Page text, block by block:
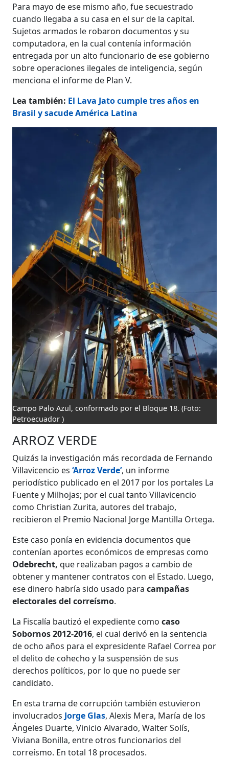
Para mayo de ese mismo año, fue secuestrado
cuando llegaba a su casa en el sur de la capital.
Sujetos armados le robaron documentos y su
computadora, en la cual contenía información
entregada por un alto funcionario de ese gobierno
sobre operaciones ilegales de inteligencia, según
menciona el informe de Plan V.
Lea también: El Lava Jato cumple tres años en
Brasil y sacude América Latina
Campo Palo Azul, conformado por el Bloque 18.(Foto:
Petroecuador )
ARROZ VERDE
Quizás la investigación más recordada de Fernando
Villavicencio es‘Arroz Verde’, un informe
periodístico publicado en el 2017 por los portales La
Fuente y Milhojas; por el cual tanto Villavicencio
como Christian Zurita, autores del trabajo,
recibieron el Premio Nacional Jorge Mantilla Ortega.
Este caso ponía en evidencia documentos que
contenían aportes económicos de empresas como
Odebrecht, que realizaban pagos a cambio de
obtener y mantener contratos con el Estado. Luego,
ese dinero habría sido usado paracampañas
electorales del correísmo.
La Fiscalía bautizó el expediente comocaso
Sobornos 2012-2016, el cual derivó en la sentencia
de ocho años para el expresidente Rafael Correa por
el delito de cohecho y la suspensión de sus
derechos políticos, por lo que no puede ser
candidato.
En esta trama de corrupción también estuvieron
involucradosJorge Glas, Alexis Mera, María de los
Ángeles Duarte, Vinicio Alvarado, Walter Solís,
Viviana Bonilla, entre otros funcionarios del
correísmo. En total 18 procesados.